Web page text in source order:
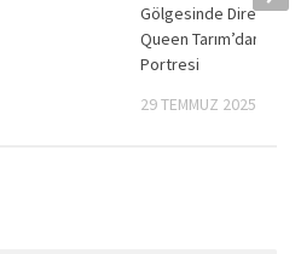
Gölgesinde
Queen Tarım’dan bir
Portresi
29 TEMMUZ 2025